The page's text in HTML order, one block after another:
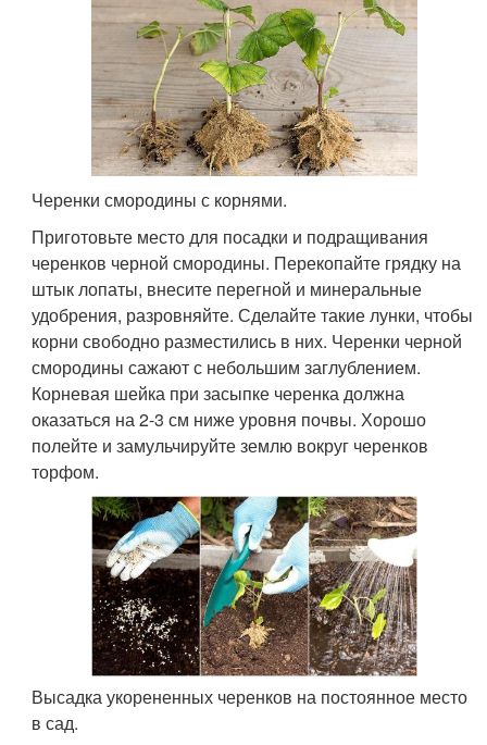
Черенки смородины с корнями.
Приготовьте место для посадки и подращивания
черенков черной смородины. Перекопайте грядку на
штык лопаты, внесите перегной и минеральные
удобрения, разровняйте. Сделайте такие лунки, чтобы
корни свободно разместились в них. Черенки черной
смородины сажают с небольшим заглублением.
Корневая шейка при засыпке черенка должна
оказаться на 2-3 см ниже уровня почвы. Хорошо
полейте и замульчируйте землю вокруг черенков
торфом.
Высадка укорененных черенков на постоянное место
в сад.